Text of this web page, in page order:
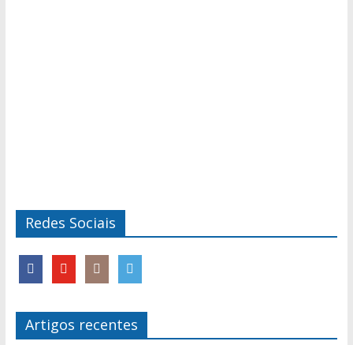
Redes Sociais
Artigos recentes